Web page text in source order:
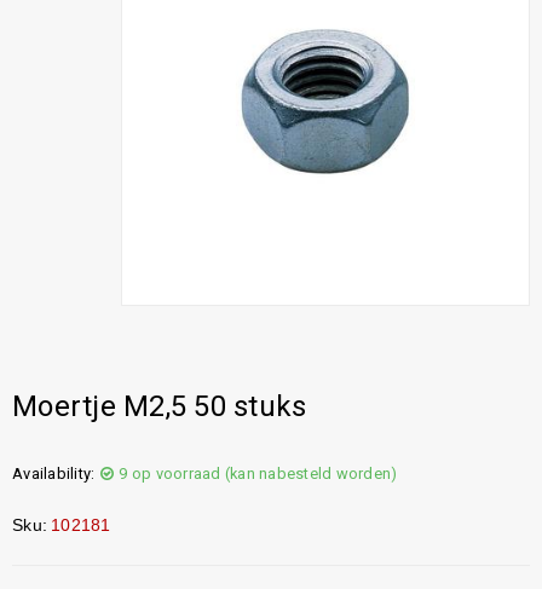
Moertje M2,5 50 stuks
Availability: 9 op voorraad (kan nabesteld worden)
Sku: 102181